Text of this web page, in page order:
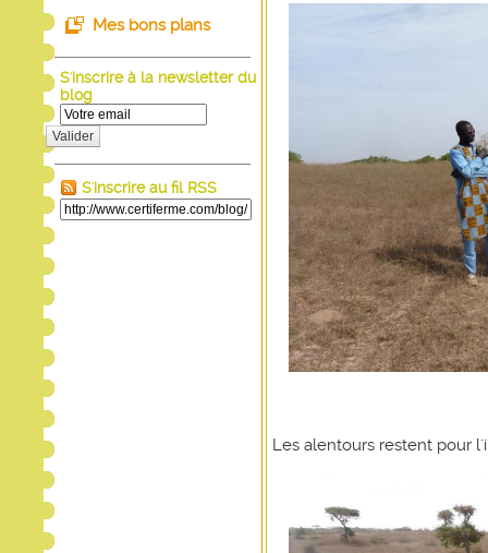
Mes bons plans
S'inscrire à la newsletter du
blog
Valider
S'inscrire au fil RSS
Les alentours restent pour